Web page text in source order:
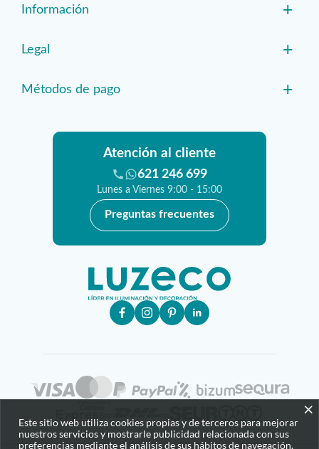
Información +
Legal +
Métodos de pago +
Atención al cliente
621 246 699
Lunes a Viernes 9:00 - 15:00
Preguntas frecuentes
×
Este sitio web utiliza cookies propias y de terceros para mejorar
nuestros servicios y mostrarle publicidad relacionada con sus
preferencias mediante el análisis de sus hábitos de navegación.